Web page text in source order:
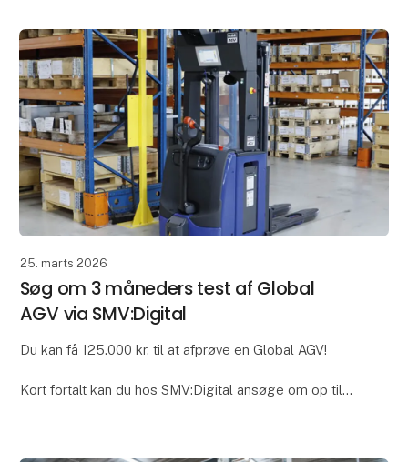
25. marts 2026
Søg om 3 måneders test af Global
AGV via SMV:Digital
Du kan få 125.000 kr. til at afprøve en Global AGV!
Kort fortalt kan du hos SMV:Digital ansøge om op til